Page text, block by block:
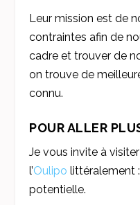
Leur mission est de
contraintes afin de
cadre et trouver de
on trouve de
connu.
POUR ALLER
Je vous invite à
l’Oulipo littéralement
potentielle.